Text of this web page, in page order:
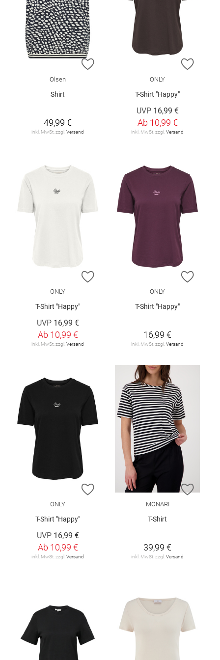
ZUR WUNSCHLISTE HINZUFÜGEN
Olsen
Shirt
49,99 €
inkl. MwSt. zzgl. Versand
ZUR
ONLY
T-Shirt "Happy"
UVP 16,99 €
Ab 10,99 €
inkl. MwSt. zzgl. Versand
ZUR WUNSCHLISTE HINZUFÜGEN
ONLY
T-Shirt "Happy"
UVP 16,99 €
Ab 10,99 €
inkl. MwSt. zzgl.Versand
ZUR
ONLY
T-Shirt "Happy"
16,99 €
inkl. MwSt. zzgl.Versand
ZUR WUNSCHLISTE HINZUFÜGEN
ONLY
T-Shirt "Happy"
UVP 16,99 €
Ab 10,99 €
inkl. MwSt. zzgl.Versand
ZUR
MONARI
T-Shirt
39,99 €
inkl. MwSt. zzgl.Versand